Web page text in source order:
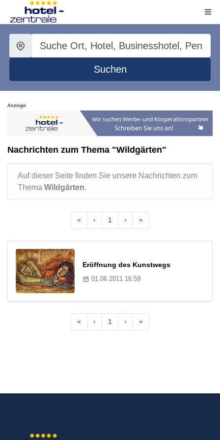
Suchen
Anzeige
Nachrichten zum Thema "Wildgärten"
Auf dieser Seite finden Sie unsere Nachrichten zum
Thema Wildgärten.
« ‹ 1 › »
Eröffnung des Kunstwegs
01.06.2011 16:59
« ‹ 1 › »